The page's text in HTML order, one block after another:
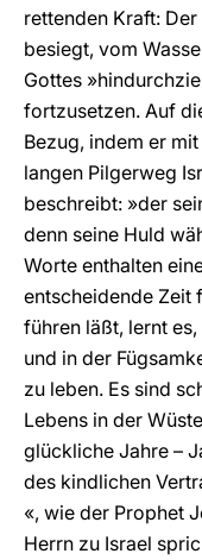
rettenden Kraft:
besiegt, vom
Gottes
fortzusetzen. Auf
Bezug, indem er
langen Pilgerweg
beschreibt: »der
denn seine Huld
Worte enthalten
entscheidende Zeit
führen läßt, lernt
und in der
zu leben. Es sind
Lebens in der
glückliche Jahre –
des kindlichen
«, wie der Prophet
Herrn zu Israel